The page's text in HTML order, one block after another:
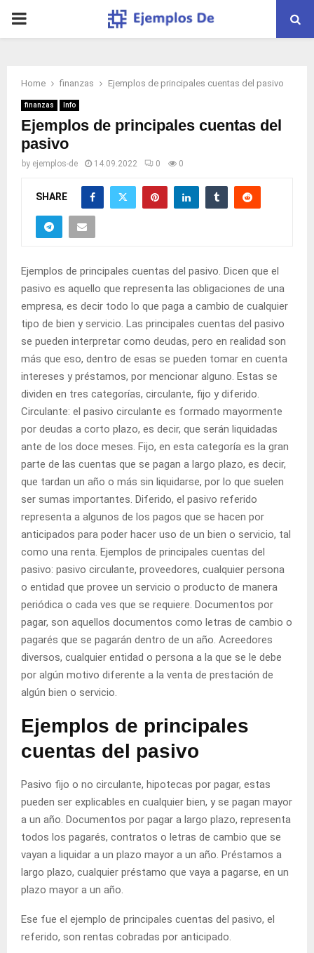
PRIMARY
Home finanzas Ejemplos de principales cuentas del pasivo
finanzas Info
Ejemplos de principales cuentas del
pasivo
by ejemplos-de 14.09.2022 0 0
SHARE
Ejemplos de principales cuentas del pasivo. Dicen que el
pasivo es aquello que representa las obligaciones de una
empresa, es decir todo lo que paga a cambio de cualquier
tipo de bien y servicio. Las principales cuentas del pasivo
se pueden interpretar como deudas, pero en realidad son
más que eso, dentro de esas se pueden tomar en cuenta
intereses y préstamos, por mencionar alguno. Estas se
dividen en tres categorías, circulante, fijo y diferido.
Circulante: el pasivo circulante es formado mayormente
por deudas a corto plazo, es decir, que serán liquidadas
ante de los doce meses. Fijo, en esta categoría es la gran
parte de las cuentas que se pagan a largo plazo, es decir,
que tardan un año o más sin liquidarse, por lo que suelen
ser sumas importantes. Diferido, el pasivo referido
representa a algunos de los pagos que se hacen por
anticipados para poder hacer uso de un bien o servicio, tal
como una renta. Ejemplos de principales cuentas del
pasivo: pasivo circulante, proveedores, cualquier persona
o entidad que provee un servicio o producto de manera
periódica o cada ves que se requiere. Documentos por
pagar, son aquellos documentos como letras de cambio o
pagarés que se pagarán dentro de un año. Acreedores
diversos, cualquier entidad o persona a la que se le debe
por algún motivo diferente a la venta de prestación de
algún bien o servicio.
Ejemplos de principales
cuentas del pasivo
Pasivo fijo o no circulante, hipotecas por pagar, estas
pueden ser explicables en cualquier bien, y se pagan mayor
a un año. Documentos por pagar a largo plazo, representa
todos los pagarés, contratos o letras de cambio que se
vayan a liquidar a un plazo mayor a un año. Préstamos a
largo plazo, cualquier préstamo que vaya a pagarse, en un
plazo mayor a un año.
Ese fue el ejemplo de principales cuentas del pasivo, el
referido, son rentas cobradas por anticipado.